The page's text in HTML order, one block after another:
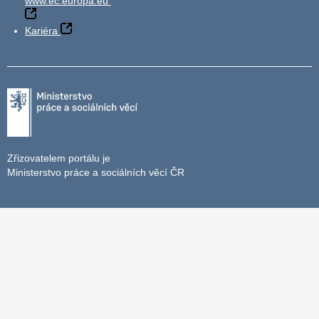
Kariéra
Zřizovatelem portálu je
Ministerstvo práce a sociálních věcí ČR